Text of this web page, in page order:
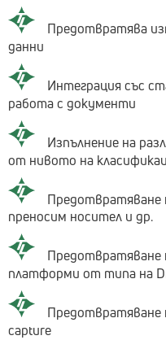
Предотвратява
данни
Интеграция със
работа с документи
Изпълнение на
от нивото на
Предотвратяване
преносим носител и др.
Предотвратяване
платформи от типа на
Предотвратяване
capture